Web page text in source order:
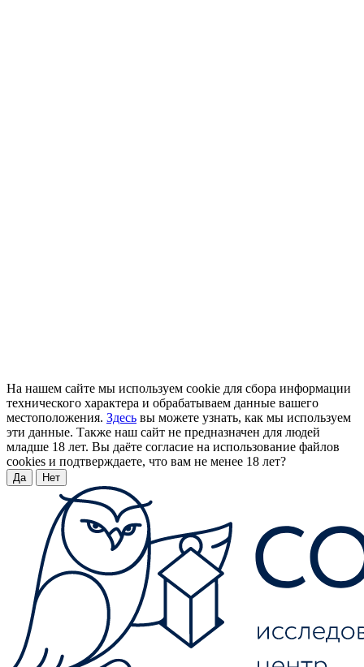
На нашем сайте мы используем cookie для сбора информации
технического характера и обрабатываем данные вашего
местоположения. Здесь вы можете узнать, как мы используем
эти данные. Также наш сайт не предназначен для людей
младше 18 лет. Вы даёте согласие на использование файлов
cookies и подтверждаете, что вам не менее 18 лет?
Да Нет